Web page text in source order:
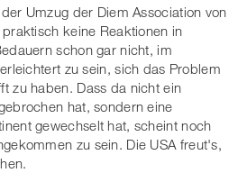
Umzug der Diem Association von
keine Reaktionen in
schon gar nicht, im
zu sein, sich das Problem
zu haben. Dass da nicht ein
hat, sondern eine
gewechselt hat, scheint noch
zu sein. Die USA freut's,